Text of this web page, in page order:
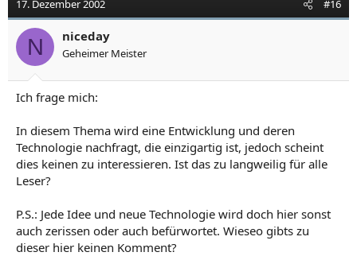
17. Dezember 2002 #16
N niceday
Geheimer Meister
Ich frage mich:
In diesem Thema wird eine Entwicklung und deren
Technologie nachfragt, die einzigartig ist, jedoch scheint
dies keinen zu interessieren. Ist das zu langweilig für alle
Leser?
P.S.: Jede Idee und neue Technologie wird doch hier sonst
auch zerissen oder auch befürwortet. Wieseo gibts zu
dieser hier keinen Komment?